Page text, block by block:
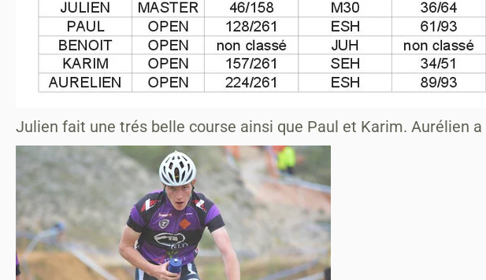
Julien fait une trés belle course ainsi que Paul et Karim. Aurélien